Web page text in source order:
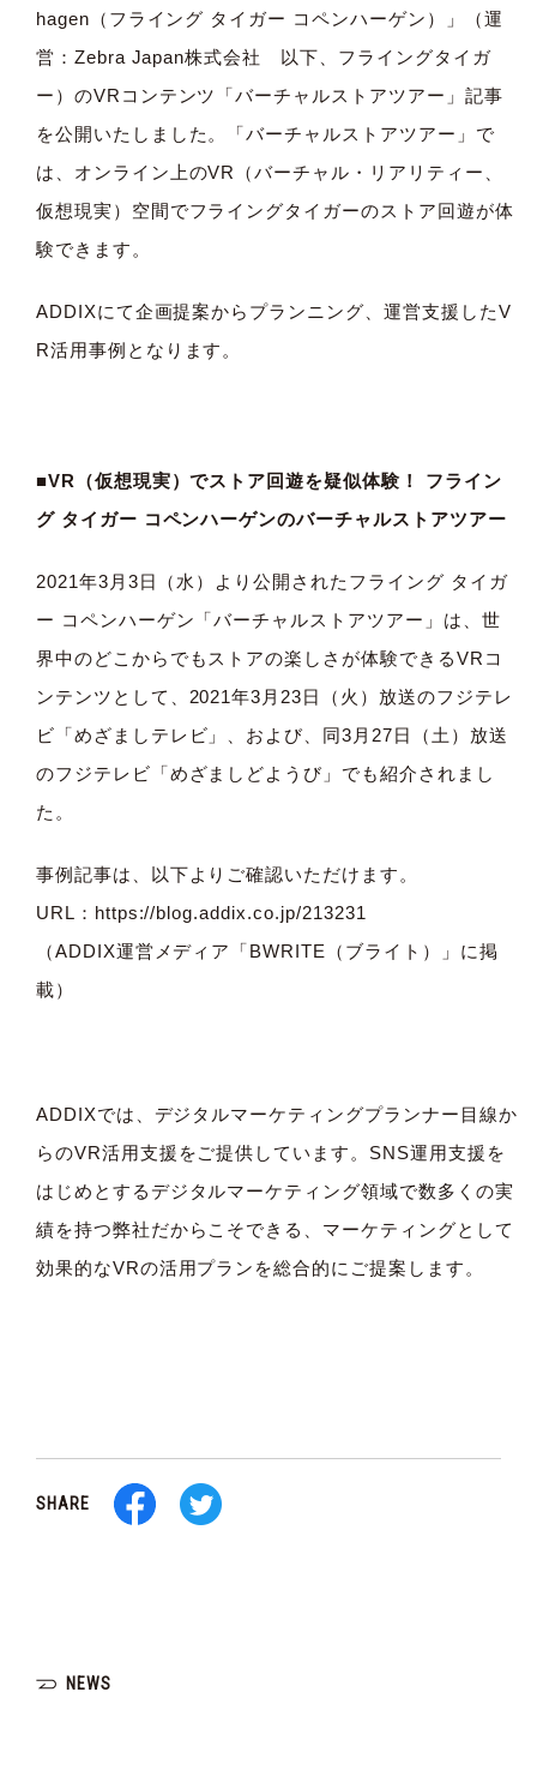
hagen（フライング タイガー コペンハーゲン）」（運
営：Zebra Japan株式会社 以下、フライングタイガ
ー）のVRコンテンツ「バーチャルストアツアー 」記事
を公開いたしました。「バーチャルストアツアー」で
は、オンライン上のVR（バーチャル・リアリティー、
仮想現実）空間でフライングタイガーのストア回遊が体
験できます。
ADDIXにて企画提案からプランニング、運営支援したV
R活用事例となります。
■VR（仮想現実）でストア回遊を疑似体験！ フライン
グ タイガー コペンハーゲンのバーチャルストアツアー
2021年3月3日（水）より公開されたフライング タイガ
ー コペンハーゲン「バーチャルストアツアー」は、世
界中のどこからでもストアの楽しさが体験できるVRコ
ンテンツとして、2021年3月23日（火）放送のフジテレ
ビ「めざましテレビ」、および、同3月27日（土）放送
のフジテレビ「めざましどようび」でも紹介されまし
た。
事例記事は、以下よりご確認いただけます。
URL： https://blog.addix.co.jp/213231
（ADDIX運営メディア
「BWRITE（ブライト）」 に掲
載）
ADDIXでは、デジタルマーケティングプランナー目線か
らのVR活用支援をご提供しています。SNS運用支援を
はじめとするデジタルマーケティング領域で数多くの実
績を持つ弊社だからこそできる、マーケティングとして
効果的なVRの活用プランを総合的にご提案します。
SHARE
NEWS